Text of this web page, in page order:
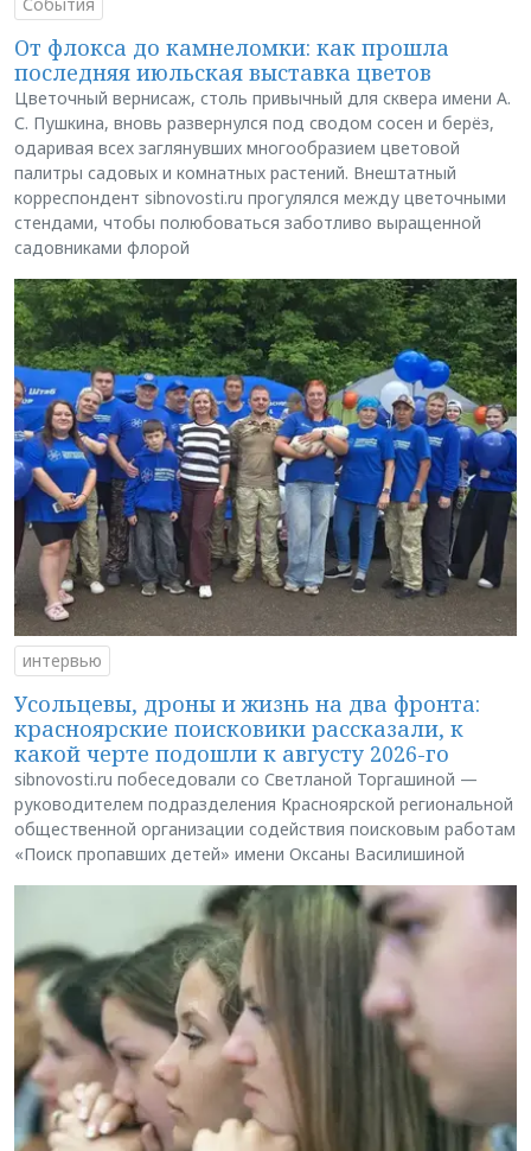
От флокса до камнеломки: как прошла
последняя июльская выставка цветов
Цветочный вернисаж, столь привычный для сквера имени А.
С. Пушкина, вновь развернулся под сводом сосен и берёз,
одаривая всех заглянувших многообразием цветовой
палитры садовых и комнатных растений. Внештатный
корреспондент sibnovosti.ru прогулялся между цветочными
стендами, чтобы полюбоваться заботливо выращенной
садовниками флорой
интервью
Усольцевы, дроны и жизнь на два фронта:
красноярские поисковики рассказали, к
какой черте подошли к августу 2026-го
sibnovosti.ru побеседовали со Светланой Торгашиной —
руководителем подразделения Красноярской региональной
общественной организации содействия поисковым работам
«Поиск пропавших детей» имени Оксаны Василишиной